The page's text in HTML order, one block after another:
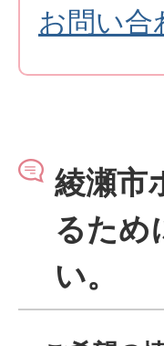
お問い合
綾瀬市
るため
い。